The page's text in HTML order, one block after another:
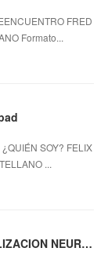
FRED
Formato...
SOY? FELIX
...
Descargar ebook desde google mac MOVILIZACION NEUROMENINGEA PDF 9788479039707